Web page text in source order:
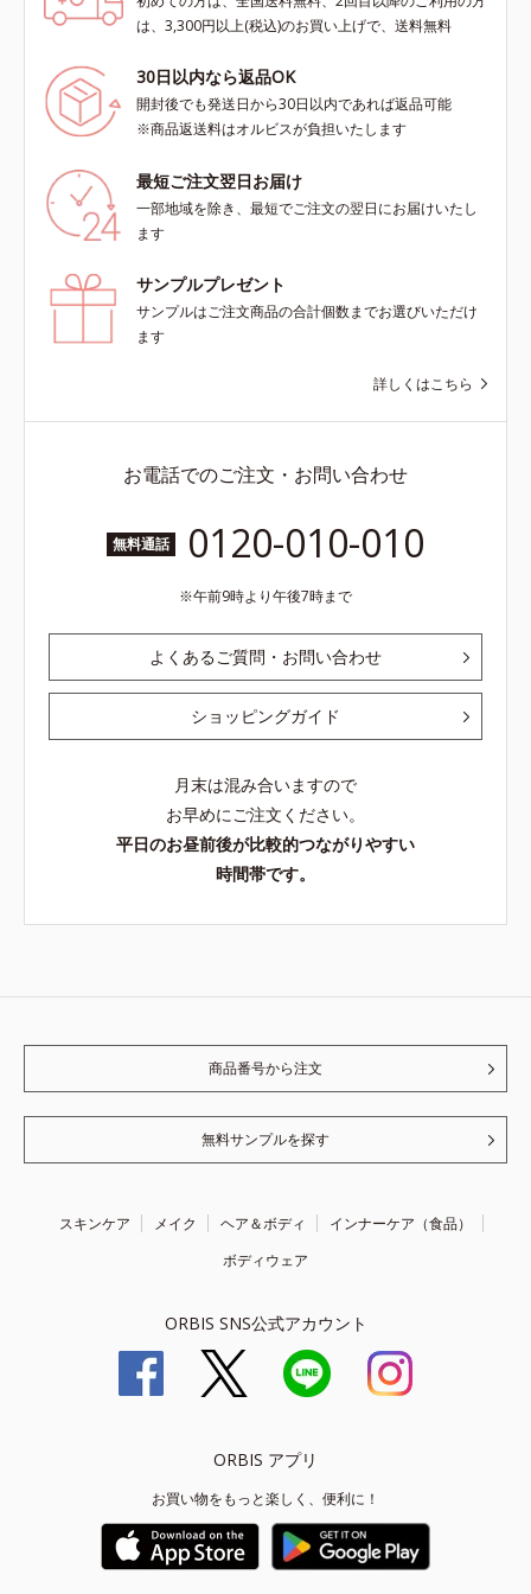
は、3,300円以上(税込)のお買い上げで、送料無料
30日以内なら返品OK
開封後でも発送日から30日以内であれば返品可能
※商品返送料はオルビスが負担いたします
最短ご注文翌日お届け
一部地域を除き、最短でご注文の翌日にお届けいたし
ます
サンプルプレゼント
サンプルはご注文商品の合計個数までお選びいただけ
ます
詳しくはこちら
お電話でのご注文・お問い合わせ
無料通話 0120-010-010
午前9時より午後7時まで
よくあるご質問・お問い合わせ
ショッピングガイド
月末は混み合いますので
お早めにご注文ください。
平日のお昼前後が比較的つながりやすい
時間帯です。
商品番号から注文
無料サンプルを探す
スキンケア メイク ヘア＆ボディ
インナーケア（食品）
ボディウェア
ORBIS SNS公式アカウント
ORBIS アプリ
お買い物をもっと楽しく、便利に！